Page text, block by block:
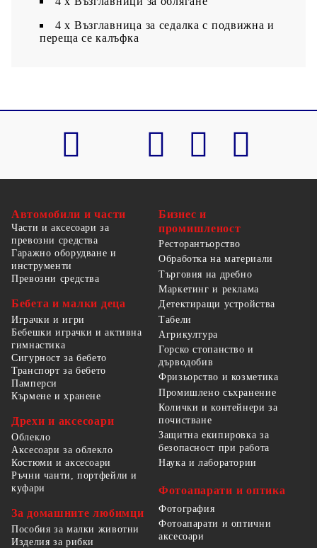
4 x Възглавница за седалка с подвижна и
переща се калъфка
Автомобили и части
Части и аксесоари за
превозни средства
Гаражно оборудване и
инструменти
Превозни средства
Бебета и малки деца
Играчки и игри
Бебешки играчки и активна
гимнастика
Сигурност за бебето
Транспорт за бебето
Памперси
Кърмене и хранене
Дрехи и аксесоари
Облекло
Аксесоари за облекло
Костюми и аксесоари
Ръчни чанти, портфейли и
куфари
За домашните любимци
Пособия за малки животни
Изделия за рибки
Бизнес и
промишленост
Ресторантьорство
Обработка на материали
Търговия на дребно
Маркетинг и реклама
Детектиращи устройства
Табели
Агрикултура
Горско стопанство и
дърводобив
Фризьорство и козметика
Промишлено съхранение
Колички и контейнери за
почистване
Защитна екипировка за
безопасност при работа
Наука и лаборатории
Фотоапарати и оптика
Фотография
Фотоапарати и оптични
аксесоари